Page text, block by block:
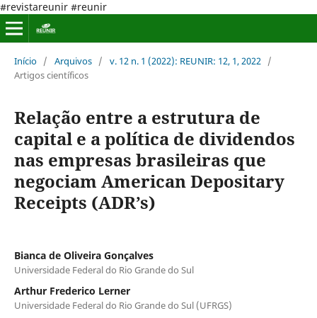
#revistareunir #reunir
Início / Arquivos / v. 12 n. 1 (2022): REUNIR: 12, 1, 2022 /
Artigos científicos
Relação entre a estrutura de
capital e a política de dividendos
nas empresas brasileiras que
negociam American Depositary
Receipts (ADR’s)
Bianca de Oliveira Gonçalves
Universidade Federal do Rio Grande do Sul
Arthur Frederico Lerner
Universidade Federal do Rio Grande do Sul (UFRGS)